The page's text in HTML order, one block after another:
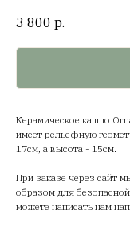
3 800 р.
Керамическое кашпо
имеет рельефную
17см, а высота - 15см.
При заказе через сайт
образом для
можете написать нам